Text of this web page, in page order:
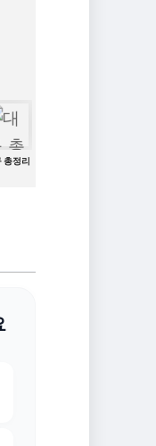
총정리